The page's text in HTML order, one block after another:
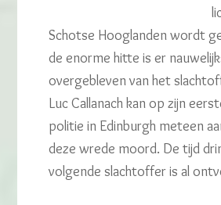
Schotse Hooglanden wordt
de enorme hitte is er
overgebleven van het
Luc Callanach kan op zijn
politie in Edinburgh meteen
deze wrede moord. De tijd
volgende slachtoffer is al